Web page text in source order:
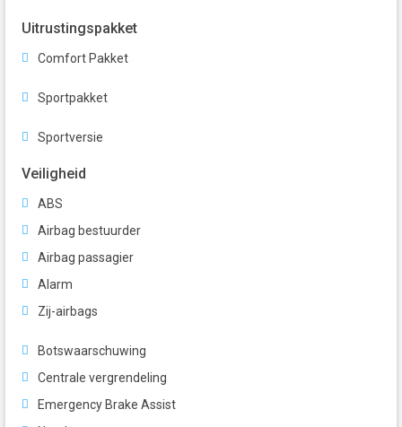
Uitrustingspakket
Comfort Pakket
Sportpakket
Sportversie
Veiligheid
ABS
Airbag bestuurder
Airbag passagier
Alarm
Zij-airbags
Botswaarschuwing
Centrale vergrendeling
Emergency Brake Assist